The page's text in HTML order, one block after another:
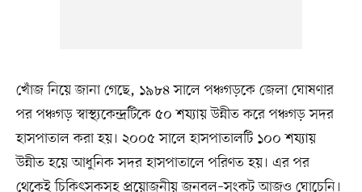
খোঁজ নিয়ে জানা গেছে, ১৯৮৪ সালে পঞ্চগড়কে জেলা ঘোষণার
পর পঞ্চগড় স্বাস্থ্যকেন্দ্রটিকে ৫০ শয্যায় উন্নীত করে পঞ্চগড় সদর
হাসপাতাল করা হয়। ২০০৫ সালে হাসপাতালটি ১০০ শয্যায়
উন্নীত হয়ে আধুনিক সদর হাসপাতালে পরিণত হয়। এর পর
থেকেই চিকিৎসকসহ প্রয়োজনীয় জনবল–সংকট আজও ঘোচেনি।